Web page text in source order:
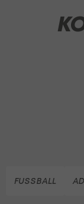
FUSSBALL